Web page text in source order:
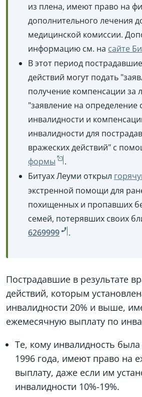
из плена, имеют право на
дополнительного лечения
медицинской комиссии.
информацию см. на сайте
В этот период
действий могут подать
получение компенсации за
"заявление на определение
инвалидности и
инвалидности для
вражеских действий" с
формы
.
Битуах Леуми открыл
экстренной помощи для
похищенных и пропавших
семей, потерявших своих
6269999
.
Пострадавшие в результате
действий, которым
инвалидности 20% и выше,
ежемесячную выплату по
Те, кому инвалидность была
1996 года, имеют право на
выплату, даже если им
инвалидности 10%-19%.